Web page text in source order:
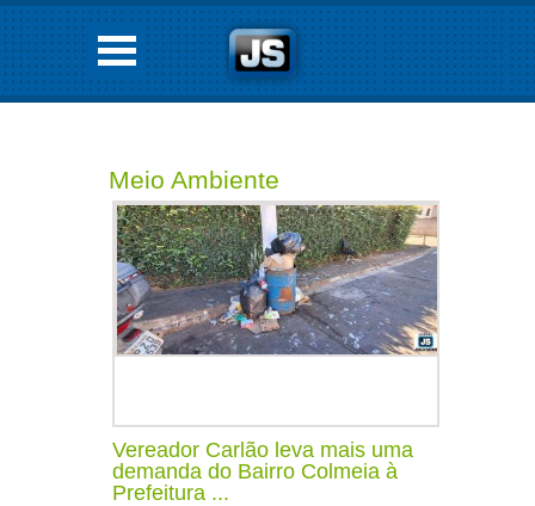
Meio Ambiente
Vereador Carlão leva mais uma
demanda do Bairro Colmeia à
Prefeitura ...